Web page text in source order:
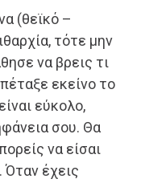
(θεϊκό –
τότε μην
να βρεις τι
εκείνο το
εύκολο,
σου. Θα
να είσαι
Όταν έχεις